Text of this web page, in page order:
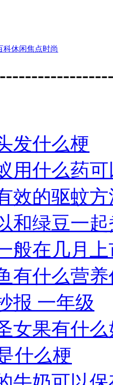
科休闲焦点时尚
发什么梗
用什么药
效的驱蚊方
和绿豆一
般在几月上
有什么营
报 一年级
女果有什
什么梗